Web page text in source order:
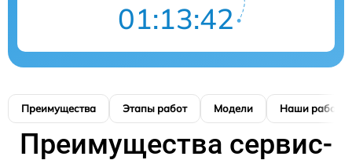
01:13:41
Преимущества Этапы работ Модели Наши работы
Преимущества сервис-